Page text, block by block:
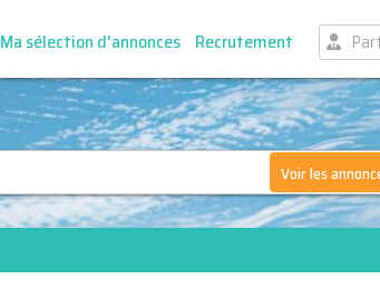
Ma sélection d'annonces Recrutement
Voir les